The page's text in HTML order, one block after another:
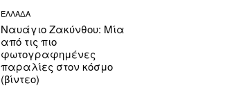
ΕΛΛΑΔΑ
Ναυάγιο Ζακύνθου: Μία
από τις πιο
φωτογραφημένες
παραλίες στον κόσμο
(βίντεο)